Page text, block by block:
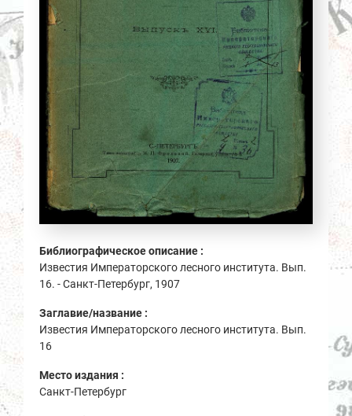
Библиографическое описание :
Известия Императорского лесного института. Вып.
16. - Санкт-Петербург, 1907
Заглавие/название :
Известия Императорского лесного института. Вып.
16
Место издания :
Санкт-Петербург